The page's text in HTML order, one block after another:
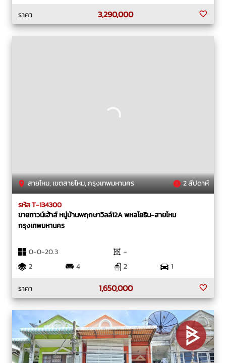
ราคา 3,290,000
สายไหม, เขตสายไหม, กรุงเทพมหานคร 2 สัปดาห์
รหัส T-134300
ขายทาวน์เฮ้าส์ หมู่บ้านพฤกษาวิลล์12A พหลโยธิน-สายไหม
กรุงเทพมหานคร
0-0-20.3
-
2
4 2
1
ราคา
1,650,000